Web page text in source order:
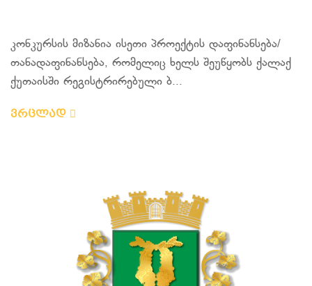
კონკურსის მიზანია ისეთი პროექტის დაფინანსება/
თანადაფინანსება, რომელიც ხელს შეუწყობს ქალაქ
ქუთაისში რეგისტრირებული ბ...
ვრცლად